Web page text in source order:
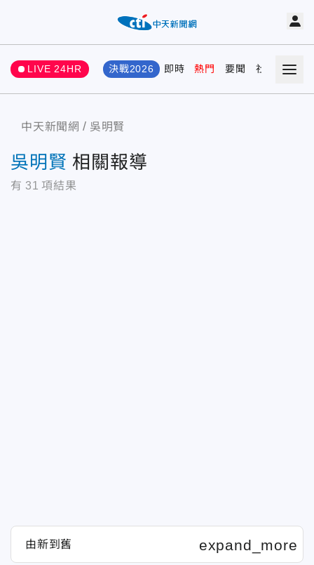
LIVE 24HR 決戰2026 即時 熱門 要聞 社會 娛樂
中天新聞網 吳明賢
吳明賢 相關報導
有 31 項結果